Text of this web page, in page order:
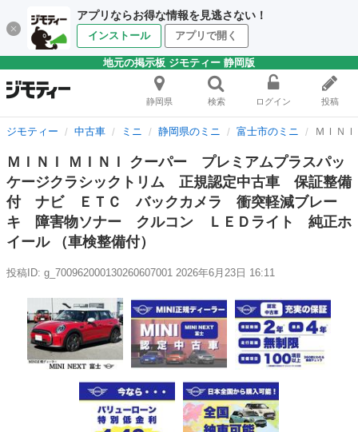
アプリならお得な情報を見逃さない！
インストール アプリで開く
地元の掲示板 ジモティー 静岡版
静岡県 検索 ログイン 投稿
ジモティー 中古車 ミニ 静岡県のミニ 富士市のミニ ＭＩＮ
ＭＩＮＩ ＭＩＮＩ クーパー プレミアムプラスパッ
ケージクラシックトリム 正規認定中古車 保証整備
付 ナビ ＥＴＣ バックカメラ 衝突軽減ブレー
キ 障害物ソナー クルコン ＬＥＤライト 純正ホ
イール （車検整備付）
投稿ID: g_700962000130260607001 2026年6月23日 16:11